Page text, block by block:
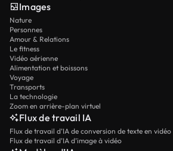
Images
Nature
Personnes
Amour & Relations
Le fitness
Vidéo aérienne
Alimentation et boissons
Voyage
Transports
La technologie
Zoom en arrière-plan virtuel
Flux de travail IA
Flux de travail d’IA de conversion de texte en vidéo
Flux de travail d’IA d’image à vidéo